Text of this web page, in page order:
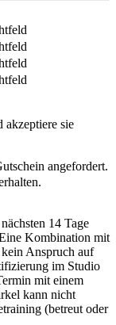
akzeptiere sie
angefordert.
14 Tage
Kombination mit
Anspruch auf
im Studio
mit einem
kann nicht
(betreut oder